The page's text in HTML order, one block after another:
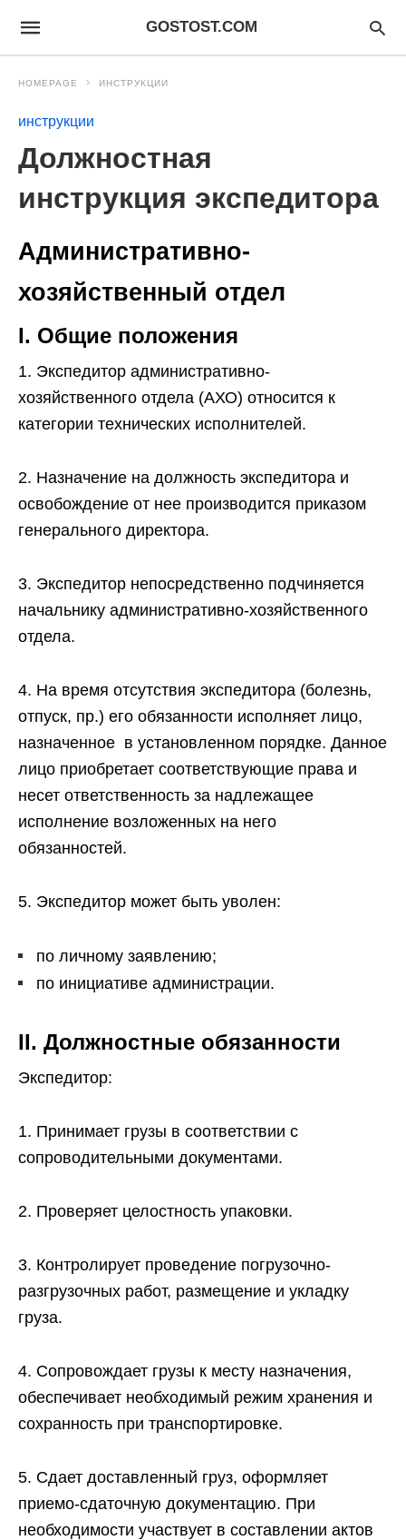
GOSTOST.COM
HOMEPAGE ИНСТРУКЦИИ
инструкции
Должностная
инструкция экспедитора
Административно-
хозяйственный отдел
I. Общие положения
1. Экспедитор административно-
хозяйственного отдела (АХО) относится к
категории технических исполнителей.
2. Назначение на должность экспедитора и
освобождение от нее производится приказом
генерального директора.
3. Экспедитор непосредственно подчиняется
начальнику административно-хозяйственного
отдела.
4. На время отсутствия экспедитора (болезнь,
отпуск, пр.) его обязанности исполняет лицо,
назначенное в установленном порядке. Данное
лицо приобретает соответствующие права и
несет ответственность за надлежащее
исполнение возложенных на него
обязанностей.
5. Экспедитор может быть уволен:
по личному заявлению;
по инициативе администрации.
II. Должностные обязанности
Экспедитор:
1. Принимает грузы в соответствии с
сопроводительными документами.
2. Проверяет целостность упаковки.
3. Контролирует проведение погрузочно-
разгрузочных работ, размещение и укладку
груза.
4. Сопровождает грузы к месту назначения,
обеспечивает необходимый режим хранения и
сохранность при транспортировке.
5. Сдает доставленный груз, оформляет
приемо-сдаточную документацию. При
необходимости участвует в составлении актов